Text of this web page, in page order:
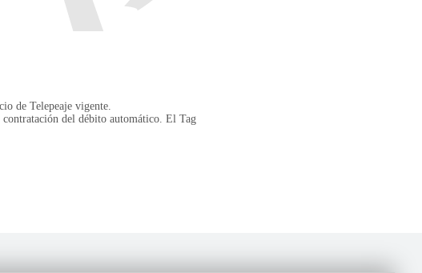
de Telepeaje vigente.
del débito automático. El Tag